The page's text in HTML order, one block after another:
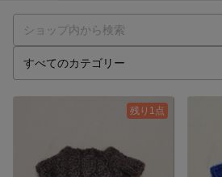
残り1点